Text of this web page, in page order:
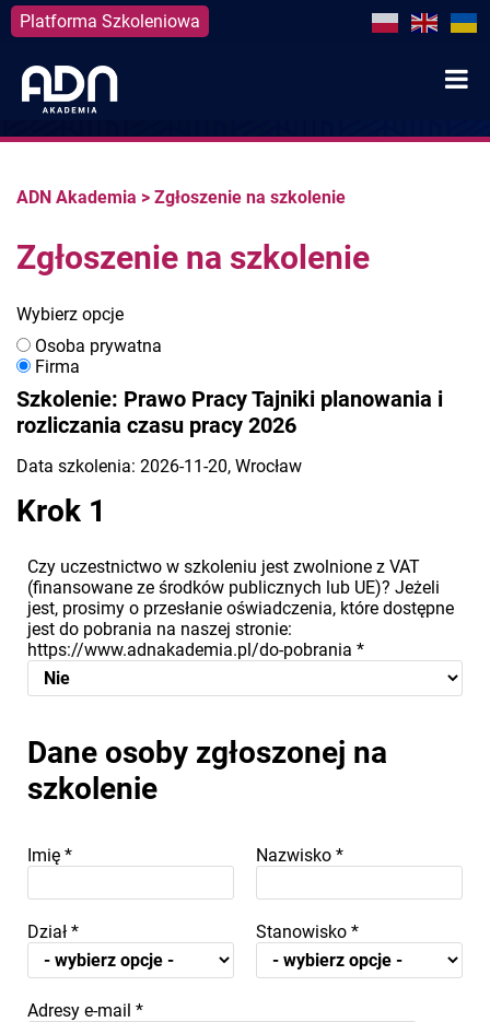
Platforma Szkoleniowa
content
ADN Akademia > Zgłoszenie na szkolenie
Zgłoszenie na szkolenie
Wybierz opcje
Osoba prywatna
Firma
Szkolenie: Prawo Pracy Tajniki planowania i
rozliczania czasu pracy 2026
Data szkolenia: 2026-11-20, Wrocław
Krok 1
Czy uczestnictwo w szkoleniu jest zwolnione z VAT
(finansowane ze środków publicznych lub UE)? Jeżeli
jest, prosimy o przesłanie oświadczenia, które dostępne
jest do pobrania na naszej stronie:
https://www.adnakademia.pl/do-pobrania *
Dane osoby zgłoszonej na
szkolenie
Imię * Nazwisko *
Dział * Stanowisko *
Adresy e-mail *